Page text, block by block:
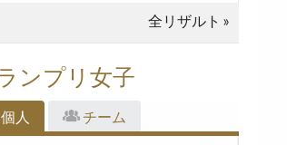
全リザルト »
ンプリ女子
人 チーム